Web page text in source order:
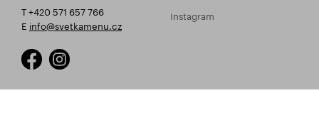
T +420 571 657 766
E info@svetkamenu.cz
Instagram